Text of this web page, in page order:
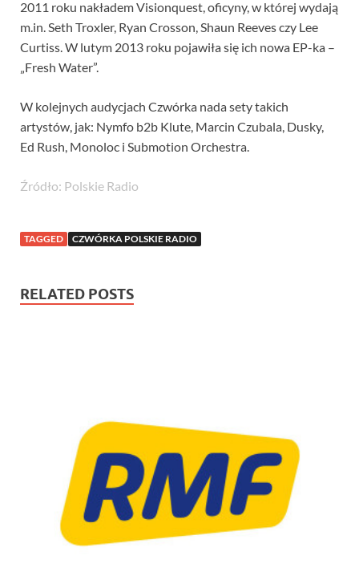
2011 roku nakładem Visionquest, oficyny, w której wydają
m.in. Seth Troxler, Ryan Crosson, Shaun Reeves czy Lee
Curtiss. W lutym 2013 roku pojawiła się ich nowa EP-ka –
„Fresh Water”.
W kolejnych audycjach Czwórka nada sety takich
artystów, jak: Nymfo b2b Klute, Marcin Czubala, Dusky,
Ed Rush, Monoloc i Submotion Orchestra.
Źródło: Polskie Radio
TAGGED CZWÓRKA POLSKIE RADIO
RELATED POSTS